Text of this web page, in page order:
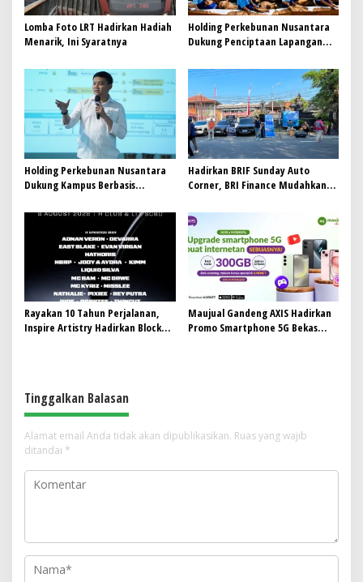
Lomba Foto LRT Hadirkan Hadiah
Menarik, Ini Syaratnya
Holding Perkebunan Nusantara
Dukung Penciptaan Lapangan
Pekerja di Pabrik Tembakau
Holding Perkebunan Nusantara
Dukung Kampus Berbasis
Jadi Mahasiswa Angkatan
Pertama Magister ITSI
Hadirkan BRIF Sunday Auto
Corner, BRI Finance Mudahkan
Impian
Rayakan 10 Tahun Perjalanan,
Inspire Artistry Hadirkan Block
Maujual Gandeng AXIS Hadirkan
Promo Smartphone 5G Bekas
Tinggalkan Balasan
Alamat email Anda tidak akan dipublikasikan. Ruas yang wajib
ditandai *